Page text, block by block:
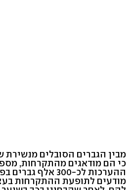
כי הם מודאגים מהתקרחות,
ההערכות לכ-300 אלף
מודעים לתופעת ההתקרחות